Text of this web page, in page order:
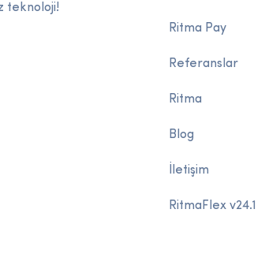
teknoloji!
Ritma Pay
Referanslar
Ritma
Blog
İletişim
RitmaFlex v24.1